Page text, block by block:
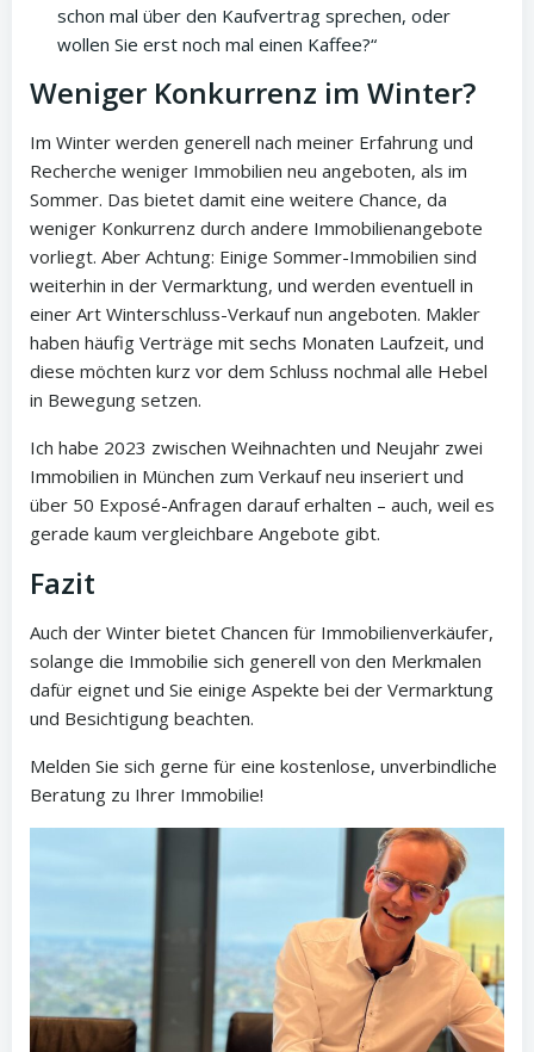
schon mal über den Kaufvertrag sprechen, oder
wollen Sie erst noch mal einen Kaffee?“
Weniger Konkurrenz im Winter?
Im Winter werden generell nach meiner Erfahrung und
Recherche weniger Immobilien neu angeboten, als im
Sommer. Das bietet damit eine weitere Chance, da
weniger Konkurrenz durch andere Immobilienangebote
vorliegt. Aber Achtung: Einige Sommer-Immobilien sind
weiterhin in der Vermarktung, und werden eventuell in
einer Art Winterschluss-Verkauf nun angeboten. Makler
haben häufig Verträge mit sechs Monaten Laufzeit, und
diese möchten kurz vor dem Schluss nochmal alle Hebel
in Bewegung setzen.
Ich habe 2023 zwischen Weihnachten und Neujahr zwei
Immobilien in München zum Verkauf neu inseriert und
über 50 Exposé-Anfragen darauf erhalten – auch, weil es
gerade kaum vergleichbare Angebote gibt.
Fazit
Auch der Winter bietet Chancen für Immobilienverkäufer,
solange die Immobilie sich generell von den Merkmalen
dafür eignet und Sie einige Aspekte bei der Vermarktung
und Besichtigung beachten.
Melden Sie sich gerne für eine kostenlose, unverbindliche
Beratung zu Ihrer Immobilie!